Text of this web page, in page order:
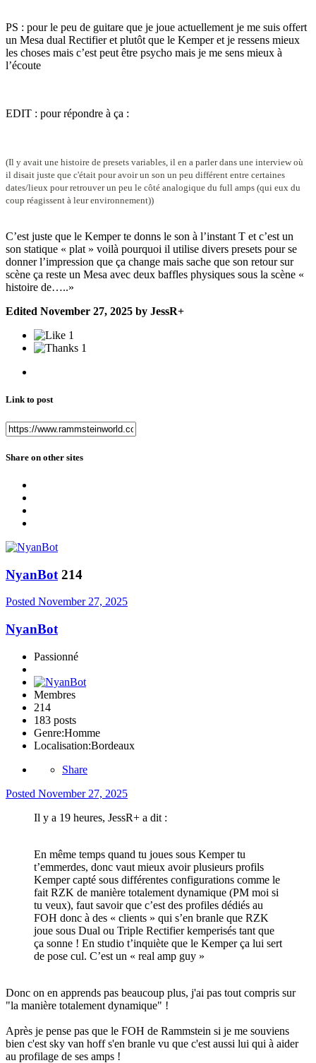
PS : pour le peu de guitare que je joue actuellement je me suis offert
un Mesa dual Rectifier et plutôt que le Kemper et je ressens mieux
les choses mais c’est peut être psycho mais je me sens mieux à
l’écoute
EDIT : pour répondre à ça :
(Il y avait une histoire de presets variables, il en a parler dans une interview où
il disait juste que c'était pour avoir un son un peu différent entre certaines
dates/lieux pour retrouver un peu le côté analogique du full amps (qui eux du
coup réagissent à leur environnement))
C’est juste que le Kemper te donns le son à l’instant T et c’est un
son statique « plat » voilà pourquoi il utilise divers presets pour se
donner l’impression que ça change mais sache que son retour sur
scène ça reste un Mesa avec deux baffles physiques sous la scène «
histoire de…..»
Edited November 27, 2025 by JessR+
1
1
Link to post
Share on other sites
NyanBot 214
Posted November 27, 2025
NyanBot
Passionné
Membres
214
183 posts
Genre:Homme
Localisation:Bordeaux
Share
Posted November 27, 2025
Il y a 19 heures, JessR+ a dit :
En même temps quand tu joues sous Kemper tu
t’emmerdes, donc vaut mieux avoir plusieurs profils
Kemper capté sous différentes configurations comme le
fait RZK de manière totalement dynamique (PM moi si
tu veux), faut savoir que c’est des profiles dédiés au
FOH donc à des « clients » qui s’en branle que RZK
joue sous Dual ou Triple Rectifier kemperisés tant que
ça sonne ! En studio t’inquiète que le Kemper ça lui sert
de pose cul. C’est un « real amp guy »
Donc on en apprends pas beaucoup plus, j'ai pas tout compris sur
"la manière totalement dynamique" !
Après je pense pas que le FOH de Rammstein si je me souviens
bien c'est sky van hoff s'en branle vu que c'est aussi lui qui à aider
au profilage de ses amps !